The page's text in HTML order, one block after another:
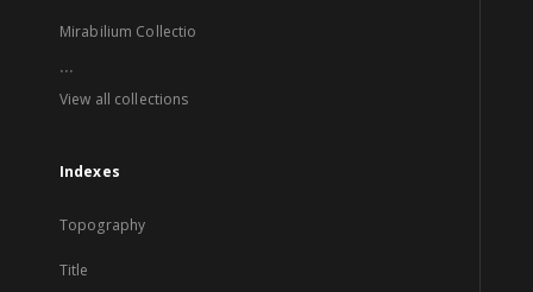
Mirabilium Collectio
...
View all collections
Indexes
Topography
Title